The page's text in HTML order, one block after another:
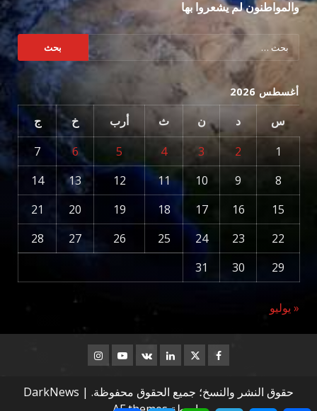
والمواطنون لم يشعروا بها
البحث
عن:
أغسطس 2026
س د ن ث أرب خ
ج
1
2
3
4
5
6
7
8
9
10
11
12
13
14
15
16
17
18
19
20
21
22
23
24
25
26
27
28
29
30
31
« يوليو
Facebook
Twitter
Linkedin
VK
Youtube
Instagram
حقوق النشر والنسخ؛ جميع الحقوق محفوظة. |
DarkNews